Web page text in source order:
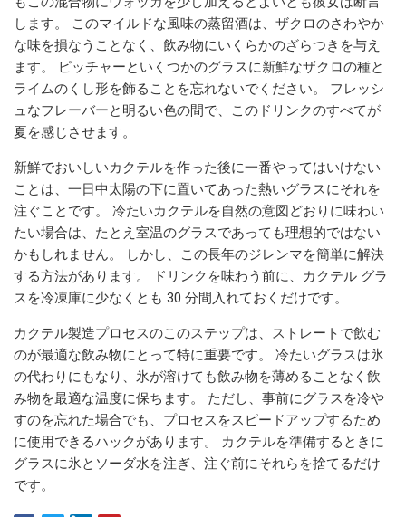
します。 このマイルドな風味の蒸留酒は、ザクロのさわやか
な味を損なうことなく、飲み物にいくらかのざらつきを与え
ます。 ピッチャーといくつかのグラスに新鮮なザクロの種と
ライムのくし形を飾ることを忘れないでください。 フレッシ
ュなフレーバーと明るい色の間で、このドリンクのすべてが
夏を感じさせます。
新鮮でおいしいカクテルを作った後に一番やってはいけない
ことは、一日中太陽の下に置いてあった熱いグラスにそれを
注ぐことです。 冷たいカクテルを自然の意図どおりに味わい
たい場合は、たとえ室温のグラスであっても理想的ではない
かもしれません。 しかし、この長年のジレンマを簡単に解決
する方法があります。 ドリンクを味わう前に、カクテル グラ
スを冷凍庫に少なくとも 30 分間入れておくだけです。
カクテル製造プロセスのこのステップは、ストレートで飲む
のが最適な飲み物にとって特に重要です。 冷たいグラスは氷
の代わりにもなり、氷が溶けても飲み物を薄めることなく飲
み物を最適な温度に保ちます。 ただし、事前にグラスを冷や
すのを忘れた場合でも、プロセスをスピードアップするため
に使用できるハックがあります。 カクテルを準備するときに
グラスに氷とソーダ水を注ぎ、注ぐ前にそれらを捨てるだけ
です。